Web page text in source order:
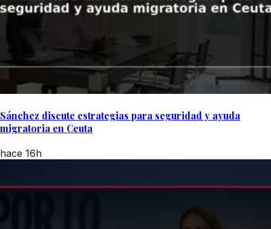
Sánchez discute estrategias para seguridad y ayuda
migratoria en Ceuta
hace 16h